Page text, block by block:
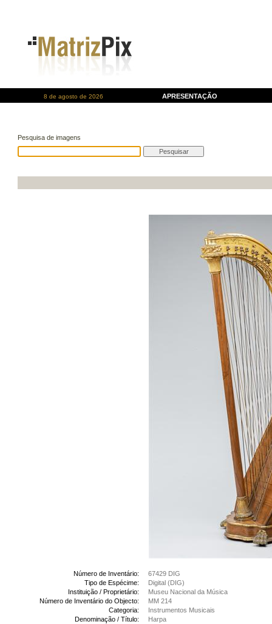
8 de agosto de 2026 APRESENTAÇÃO
Pesquisa de imagens
Número de Inventário:
67429 DIG
Tipo de Espécime:
Digital (DIG)
Instituição / Proprietário:
Museu Nacional da Música
Número de Inventário do Objecto:
MM 214
Categoria:
Instrumentos Musicais
Denominação / Título:
Harpa